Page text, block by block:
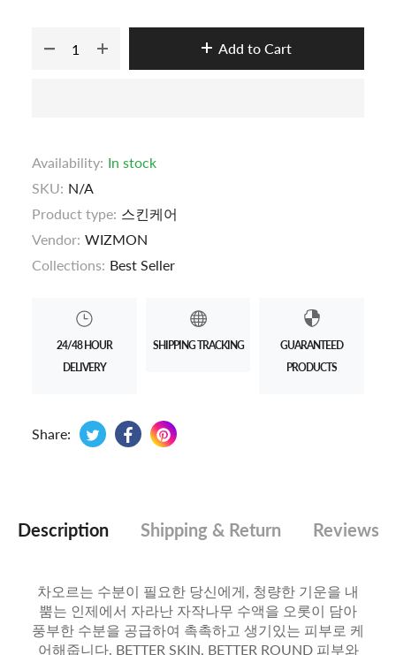
Add to Cart
Availability: In stock
SKU: N/A
Product type: 스킨케어
Vendor: WIZMON
Collections: Best Seller
24/48 HOUR
DELIVERY
SHIPPING TRACKING
GUARANTEED
PRODUCTS
Share: Tweet on Twitter
Opens in a new window.
Share on Facebook
Opens in a new window.
Pin on Pinterest
Opens in a new window.
Description Shipping & Return Reviews
차오르는 수분이 필요한 당신에게, 청량한 기운을 내
뿜는 인제에서 자라난 자작나무 수액을 오롯이 담아
풍부한 수분을 공급하여 촉촉하고 생기있는 피부로 케
어해줍니다. BETTER SKIN, BETTER ROUND 피부와